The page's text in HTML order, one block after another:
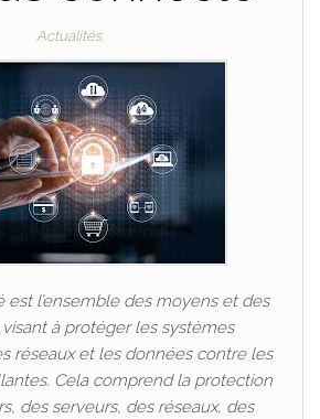
Actualités
est l’ensemble des moyens et des
à protéger les systèmes
réseaux et les données contre les
Cela comprend la protection
des serveurs, des réseaux, des